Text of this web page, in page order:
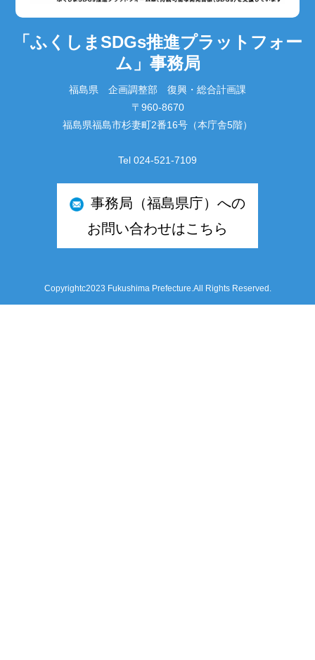
「ふくしまSDGs推進プラットフォー
ム」事務局
福島県 企画調整部 復興・総合計画課
〒960-8670
福島県福島市杉妻町2番16号（本庁舎5階）
Tel 024-521-7109
事務局（福島県庁）への
お問い合わせはこちら
Copyrightc2023 Fukushima Prefecture.All Rights Reserved.